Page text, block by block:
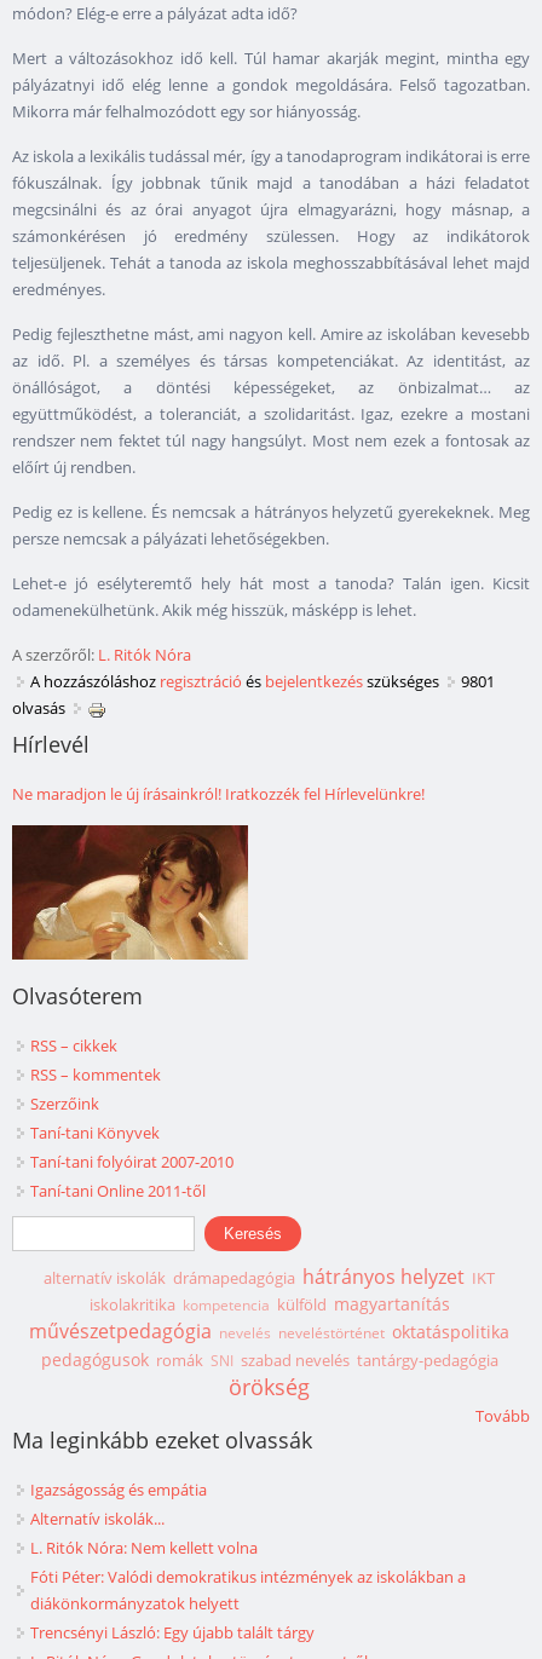
módon? Elég-e erre a pályázat adta idő?
Mert a változásokhoz idő kell. Túl hamar akarják megint, mintha egy
pályázatnyi idő elég lenne a gondok megoldására. Felső tagozatban.
Mikorra már felhalmozódott egy sor hiányosság.
Az iskola a lexikális tudással mér, így a tanodaprogram indikátorai is erre
fókuszálnak. Így jobbnak tűnik majd a tanodában a házi feladatot
megcsinálni és az órai anyagot újra elmagyarázni, hogy másnap, a
számonkérésen jó eredmény szülessen. Hogy az indikátorok
teljesüljenek. Tehát a tanoda az iskola meghosszabbításával lehet majd
eredményes.
Pedig fejleszthetne mást, ami nagyon kell. Amire az iskolában kevesebb
az idő. Pl. a személyes és társas kompetenciákat. Az identitást, az
önállóságot, a döntési képességeket, az önbizalmat… az
együttműködést, a toleranciát, a szolidaritást. Igaz, ezekre a mostani
rendszer nem fektet túl nagy hangsúlyt. Most nem ezek a fontosak az
előírt új rendben.
Pedig ez is kellene. És nemcsak a hátrányos helyzetű gyerekeknek. Meg
persze nemcsak a pályázati lehetőségekben.
Lehet-e jó esélyteremtő hely hát most a tanoda? Talán igen. Kicsit
odamenekülhetünk. Akik még hisszük, másképp is lehet.
A szerzőről: L. Ritók Nóra
A hozzászóláshoz regisztráció és bejelentkezésszükséges
9801
olvasás
Hírlevél
Ne maradjon le új írásainkról! Iratkozzék fel Hírlevelünkre!
Olvasóterem
RSS – cikkek
RSS – kommentek
Szerzőink
Taní-tani Könyvek
Taní-tani folyóirat 2007-2010
Taní-tani Online 2011-től
Keresés űrlap
Keresés
alternatív iskolák drámapedagógia hátrányos helyzet IKT
iskolakritika kompetencia külföld magyartanítás
művészetpedagógia nevelés neveléstörténet oktatáspolitika
pedagógusok romák SNI szabad nevelés tantárgy-pedagógia
örökség
Tovább
Ma leginkább ezeket olvassák
Igazságosság és empátia
Alternatív iskolák...
L. Ritók Nóra: Nem kellett volna
Fóti Péter: Valódi demokratikus intézmények az iskolákban a
diákönkormányzatok helyett
Trencsényi László: Egy újabb talált tárgy